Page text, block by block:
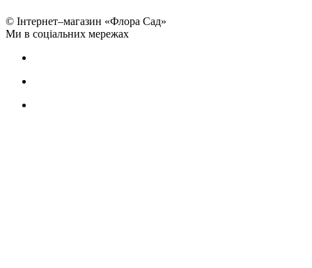
© Інтернет–магазин «Флора Сад»
Ми в соціальних мережах